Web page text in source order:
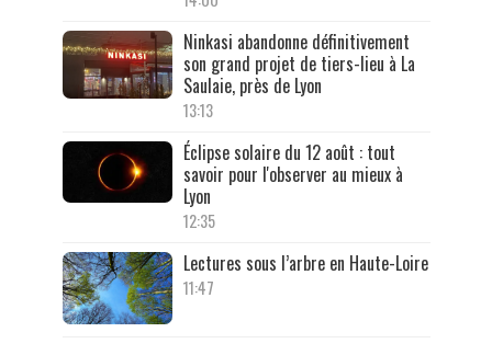
Ninkasi abandonne définitivement
son grand projet de tiers-lieu à La
Saulaie, près de Lyon
13:13
Éclipse solaire du 12 août : tout
savoir pour l'observer au mieux à
Lyon
12:35
Lectures sous l’arbre en Haute-Loire
11:47